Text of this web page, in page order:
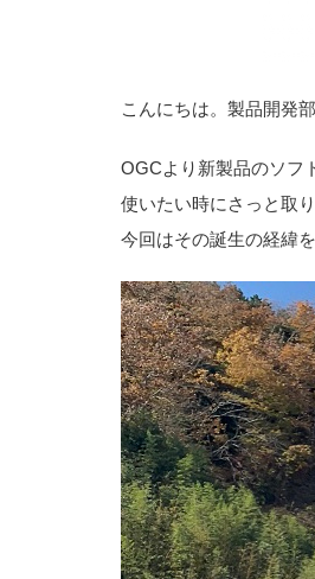
こんにちは。製品開発
OGCより新製品のソフ
使いたい時にさっと取
今回はその誕生の経緯